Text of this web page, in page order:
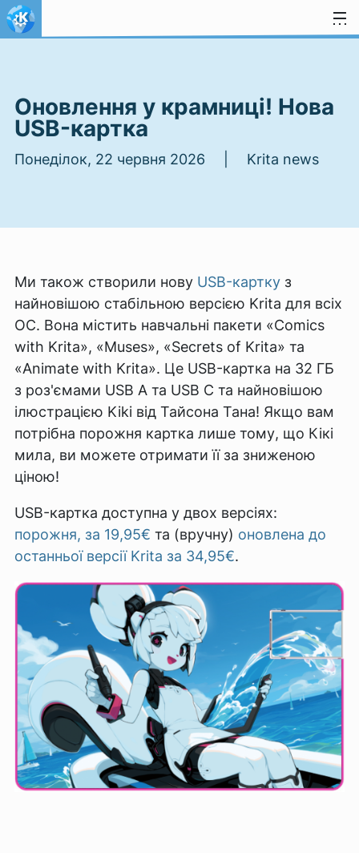
Перейти до вмісту
Оновлення у крамниці! Нова
USB-картка
Понеділок, 22 червня 2026 | Krita news
Ми також створили нову USB-картку з
найновішою стабільною версією Krita для всіх
ОС. Вона містить навчальні пакети «Comics
with Krita», «Muses», «Secrets of Krita» та
«Animate with Krita». Це USB-картка на 32 ГБ
з роз'ємами USB A та USB C та найновішою
ілюстрацією Kiki від Тайсона Тана! Якщо вам
потрібна порожня картка лише тому, що Кікі
мила, ви можете отримати її за зниженою
ціною!
USB-картка доступна у двох версіях:
порожня, за 19,95€ та (вручну) оновлена ​​до
останньої версії Krita за 34,95€.